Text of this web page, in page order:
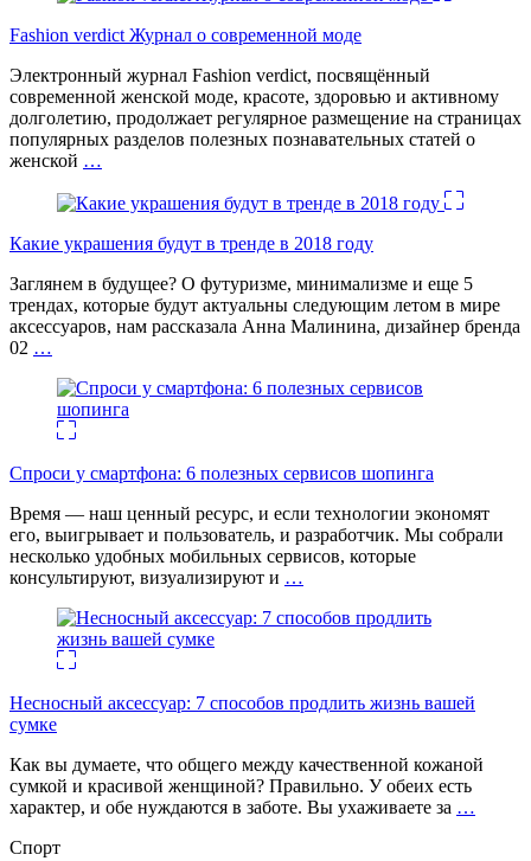
Fashion verdict Журнал о современной моде
Электронный журнал Fashion verdict, посвящённый
современной женской моде, красоте, здоровью и активному
долголетию, продолжает регулярное размещение на страницах
популярных разделов полезных познавательных статей о
женской …
Какие украшения будут в тренде в 2018 году
Заглянем в будущее? О футуризме, минимализме и еще 5
трендах, которые будут актуальны следующим летом в мире
аксессуаров, нам рассказала Анна Малинина, дизайнер бренда
02 …
Спроси у смартфона: 6 полезных cервисов шопинга
Время — наш ценный ресурс, и если технологии экономят
его, выигрывает и пользователь, и разработчик. Мы собрали
несколько удобных мобильных сервисов, которые
консультируют, визуализируют и …
Несносный аксессуар: 7 способов продлить жизнь вашей
сумке
Как вы думаете, что общего между качественной кожаной
сумкой и красивой женщиной? Правильно. У обеих есть
характер, и обе нуждаются в заботе. Вы ухаживаете за …
Спорт